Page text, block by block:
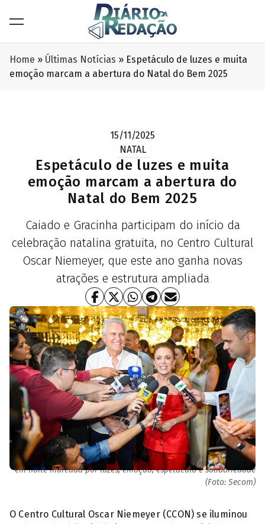
Home » Últimas Notícias » Espetáculo de luzes e muita
emoção marcam a abertura do Natal do Bem 2025
15/11/2025
NATAL
Espetáculo de luzes e muita
emoção marcam a abertura do
Natal do Bem 2025
Caiado e Gracinha participam do início da
celebração natalina gratuita, no Centro Cultural
Oscar Niemeyer, que este ano ganha novas
atrações e estrutura ampliada
Caiado e Gracinha participam da abertura do Natal do Bem 2025,
em noite marcada por luzes, emoção, espetáculo e solidariedade
(Foto: Secom)
O Centro Cultural Oscar Niemeyer (CCON) se iluminou